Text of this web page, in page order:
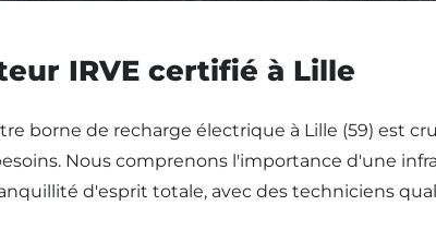
IRVE certifié à Lille
borne de recharge électrique à Lille (59) est
Nous comprenons l'importance d'une
d'esprit totale, avec des techniciens